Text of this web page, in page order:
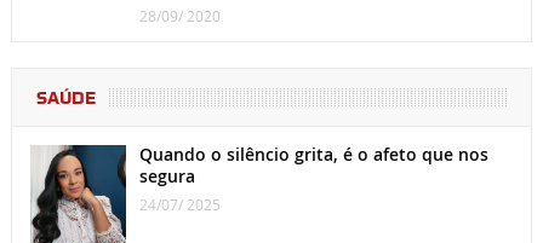
28/09/ 2020
SAÚDE
Quando o silêncio grita, é o afeto que nos
segura
24/07/ 2025